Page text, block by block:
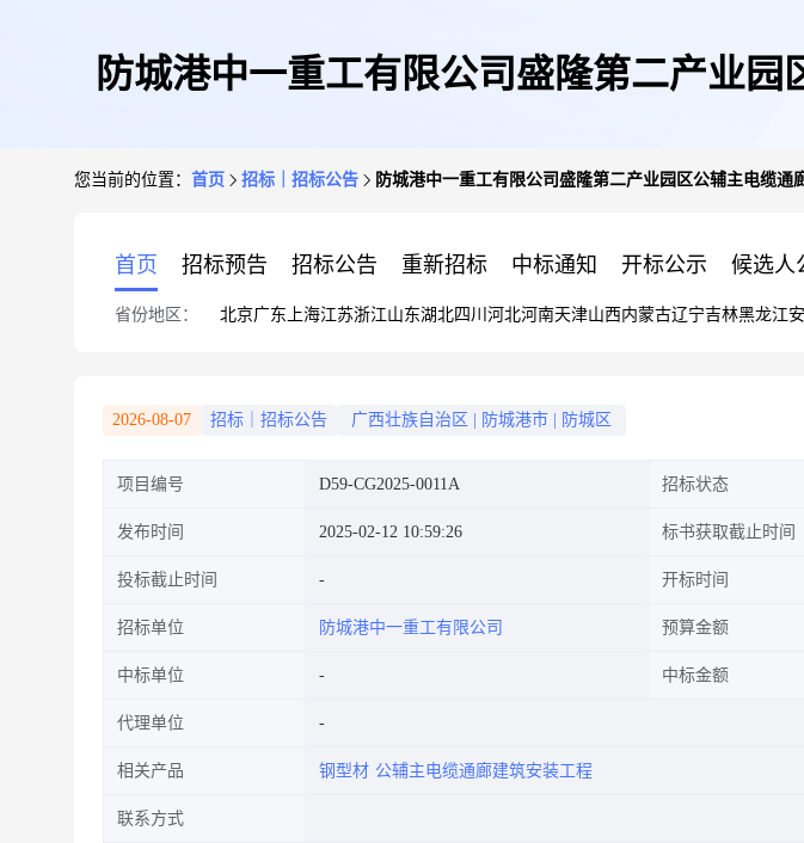
防城港中一重工有限公司盛隆第二产业
您当前的位置： 首页 招标｜招标公告 防城港中一重工有限公司盛隆第二产业园区公辅主电缆通
首页 招标预告 招标公告 重新招标 中标通知 开标公示 候选人
省份地区： 北京广东 上海江苏浙江山东湖北四川 河北河南天津山西内蒙古辽宁吉林黑龙江
2026-08-07 招标｜招标公告 广西壮族自治区 防城港市 防城区
项目编号 D59-CG2025-0011A 招标状态
发布时间 2025-02-12 10:59:26 标书获取截止时间
投标截止时间 开标时间
招标单位 防城港中一重工有限公司 预算金额
中标单位 中标金额
代理单位
相关产品 钢型材 公辅主电缆通廊建筑安装工程
联系方式